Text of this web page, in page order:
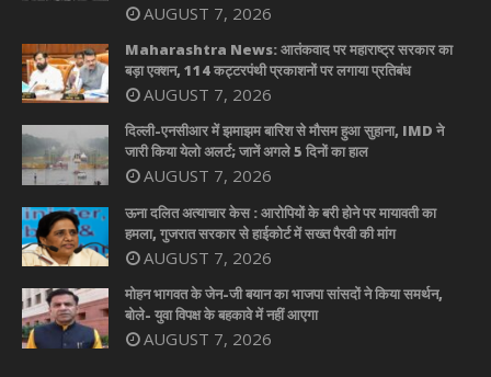
AUGUST 7, 2026
Maharashtra News: आतंकवाद पर महाराष्ट्र सरकार का
बड़ा एक्शन, 114 कट्टरपंथी प्रकाशनों पर लगाया प्रतिबंध
AUGUST 7, 2026
दिल्ली-एनसीआर में झमाझम बारिश से मौसम हुआ सुहाना, IMD ने
जारी किया येलो अलर्ट; जानें अगले 5 दिनों का हाल
AUGUST 7, 2026
ऊना दलित अत्याचार केस : आरोपियों के बरी होने पर मायावती का
हमला, गुजरात सरकार से हाईकोर्ट में सख्त पैरवी की मांग
AUGUST 7, 2026
मोहन भागवत के जेन-जी बयान का भाजपा सांसदों ने किया समर्थन,
बोले- युवा विपक्ष के बहकावे में नहीं आएगा
AUGUST 7, 2026